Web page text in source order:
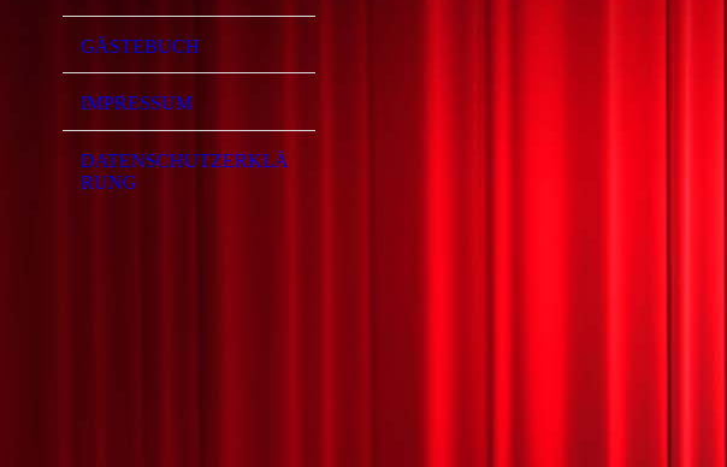
GÄSTEBUCH
IMPRESSUM
DATENSCHUTZERKLÄ
RUNG